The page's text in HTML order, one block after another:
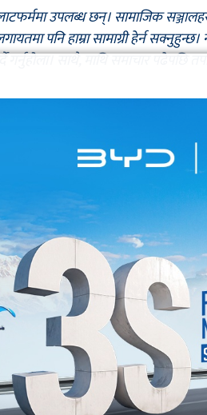
उपलब्ध छन्। सामाजिक
पनि हाम्रा सामाग्री हेर्न
गर्नुहोला। साथै, माथि समाचार पढेपछि